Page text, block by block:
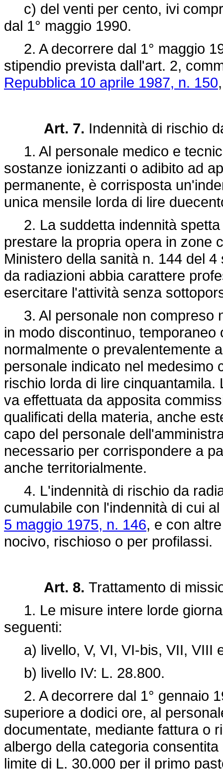
c) del venti per cento, ivi
dal 1° maggio 1990.
2. A decorrere dal 1° maggio
stipendio prevista dall'art. 2,
Repubblica 10 aprile 1987, n. 150
Art. 7. Indennità di rischio
1. Al personale medico e
sostanze ionizzanti o adibito ad
permanente, è corrisposta
unica mensile lorda di lire
2. La suddetta indennità spetta
prestare la propria opera in zone
Ministero della sanità n. 144 del
da radiazioni abbia carattere
esercitare l'attività senza
3. Al personale non compreso
in modo discontinuo,
normalmente o prevalentemente
personale indicato nel medesimo
rischio lorda di lire
va effettuata da apposita
qualificati della materia, anche
capo del personale
necessario per corrispondere a
anche territorialmente.
4. L'indennità di rischio da
cumulabile con l'indennità di cui al
5 maggio 1975, n. 146, e con
nocivo, rischioso o per profilassi.
Art. 8. Trattamento di
1. Le misure intere lorde
seguenti:
a) livello, V, VI, VI-bis, VII, VIII
b) livello IV: L. 28.800.
2. A decorrere dal 1° gennaio
superiore a dodici ore, al
documentate, mediante fattura o
albergo della categoria
limite di L. 30.000 per il primo